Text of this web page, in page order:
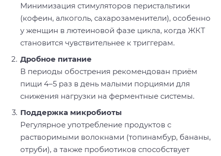
Минимизация стимуляторов перистальтики
(кофеин, алкоголь, сахарозаменители), особенно
у женщин в лютеиновой фазе цикла, когда ЖКТ
становится чувствительнее к триггерам.
Дробное питание
В периоды обострения рекомендован приём
пищи 4–5 раз в день малыми порциями для
снижения нагрузки на ферментные системы.
Поддержка микробиоты
Регулярное употребление продуктов с
растворимыми волокнами (топинамбур, бананы,
отруби), а также пробиотиков способствует